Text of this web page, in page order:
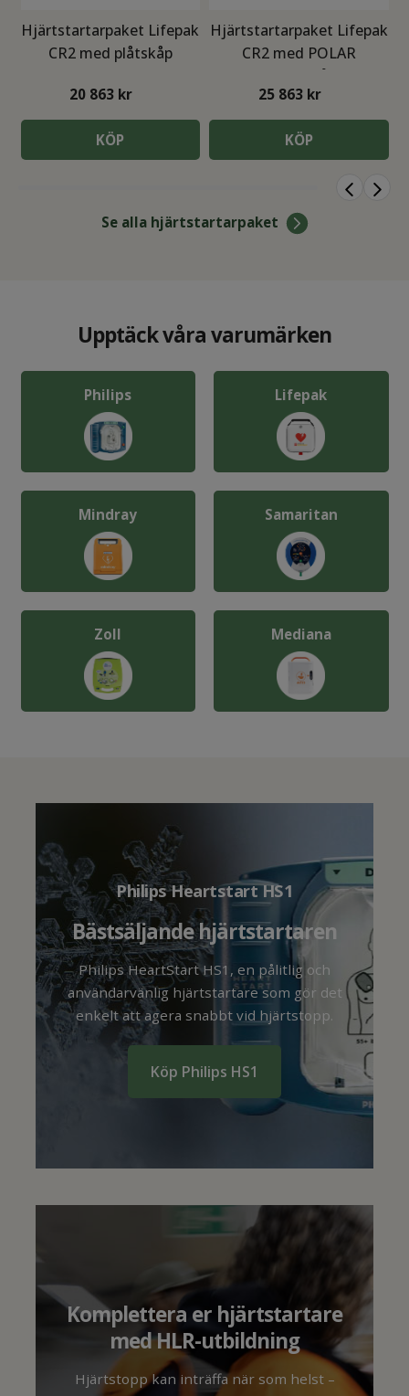
Hjärtstartarpaket Lifepak
CR2 med plåtskåp
20 863 kr
KÖP
Hjärtstartarpaket Lifepak
CR2 med POLAR
värmeskåp
25 863 kr
KÖP
Se alla hjärtstartarpaket
Upptäck våra varumärken
Philips Lifepak
Mindray Samaritan
Zoll Mediana
Philips Heartstart HS1
Bästsäljande hjärtstartaren
Philips HeartStart HS1, en pålitlig och
användarvänlig hjärtstartare som gör det
enkelt att agera snabbt vid hjärtstopp.
Köp Philips HS1
Komplettera er hjärtstartare
med HLR-utbildning
Hjärtstopp kan inträffa när som helst –